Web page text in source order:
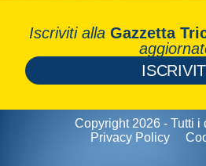
Iscriviti alla Gazzetta
Copyright 2026 - Tutti i
Privacy Policy